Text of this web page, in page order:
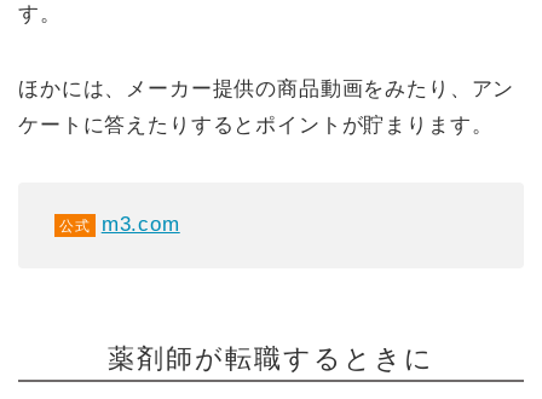
す。
ほかには、メーカー提供の商品動画をみたり、アン
ケートに答えたりするとポイントが貯まります。
公式 m3.com
薬剤師が転職するときに